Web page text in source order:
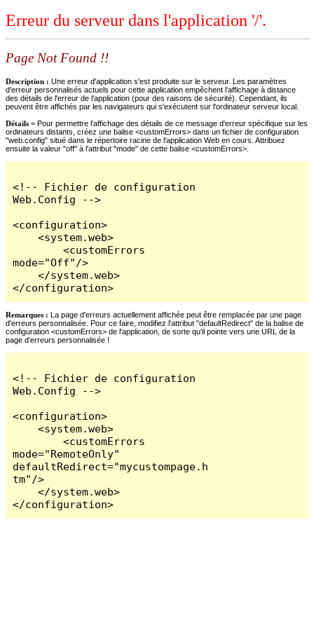
Erreur du serveur dans l'application '/'.
Page Not Found !!
Description : Une erreur d'application s'est produite sur le serveur. Les paramètres
d'erreur personnalisés actuels pour cette application empêchent l'affichage à distance
des détails de l'erreur de l'application (pour des raisons de sécurité). Cependant, ils
peuvent être affichés par les navigateurs qui s'exécutent sur l'ordinateur serveur local.
Détails = Pour permettre l'affichage des détails de ce message d'erreur spécifique sur les
ordinateurs distants, créez une balise <customErrors> dans un fichier de configuration
"web.config" situé dans le répertoire racine de l'application Web en cours. Attribuez
ensuite la valeur "off" à l'attribut "mode" de cette balise <customErrors>.
<!-- Fichier de configuration
Web.Config -->
<configuration>
    <system.web>
        <customErrors
mode="Off"/>
    </system.web>
</configuration>
Remarques : La page d'erreurs actuellement affichée peut être remplacée par une page
d'erreurs personnalisée. Pour ce faire, modifiez l'attribut "defaultRedirect" de la balise de
configuration <customErrors> de l'application, de sorte qu'il pointe vers une URL de la
page d'erreurs personnalisée !
<!-- Fichier de configuration
Web.Config -->
<configuration>
    <system.web>
        <customErrors
mode="RemoteOnly"
defaultRedirect="mycustompage.h
tm"/>
    </system.web>
</configuration>